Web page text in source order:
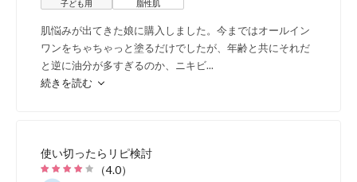
子ども用 脂性肌
肌悩みが出てきた娘に購入しました。今まではオールイン
ワンをちゃちゃっと塗るだけでしたが、年齢と共にそれだ
と逆に油分が多すぎるのか、ニキビ...
続きを読む
使い切ったらリピ検討
（4.0）